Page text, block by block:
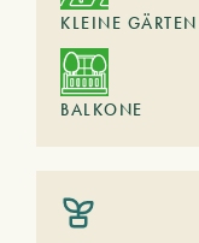
KLEINE GÄRTEN
BALKONE